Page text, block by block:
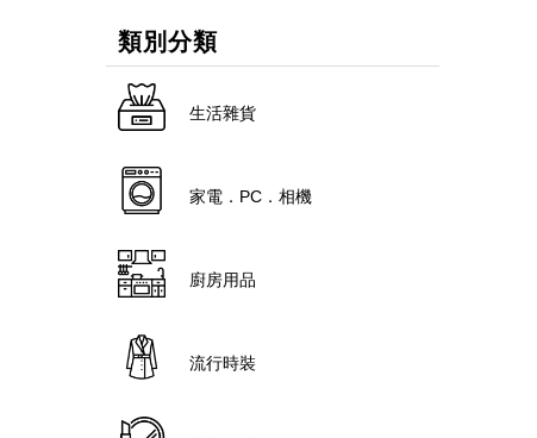
類別分類
生活雜貨
家電．PC．相機
廚房用品
流行時裝